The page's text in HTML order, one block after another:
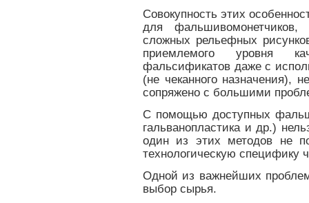
Совокупность этих
для фальшивомонетчиков,
сложных рельефных
приемлемого уровня
фальсификатов даже с
(не чеканного назначения),
сопряжено с большими
С помощью доступных
гальванопластика и др.)
один из этих методов не
технологическую специфику
Одной из важнейших
выбор сырья.